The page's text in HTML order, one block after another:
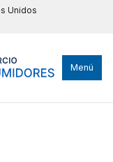
Unidos
Menú